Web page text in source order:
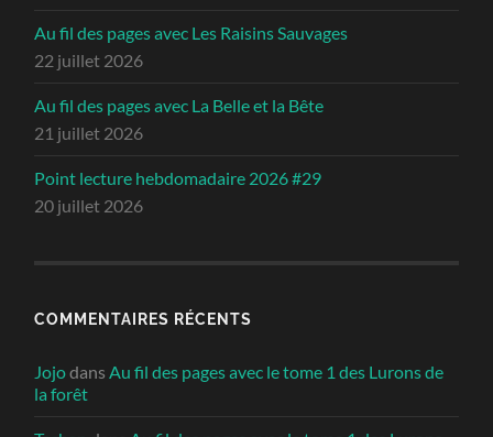
Au fil des pages avec Les Raisins Sauvages
22 juillet 2026
Au fil des pages avec La Belle et la Bête
21 juillet 2026
Point lecture hebdomadaire 2026 #29
20 juillet 2026
COMMENTAIRES RÉCENTS
JojodansAu fil des pages avec le tome 1 des Lurons de
la forêt